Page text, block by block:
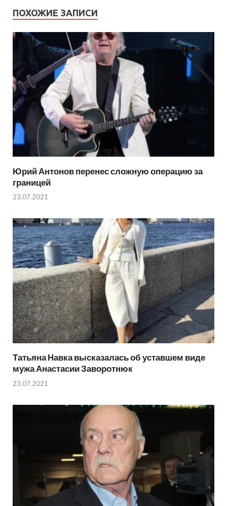
ПОХОЖИЕ ЗАПИСИ
Юрий Антонов перенес сложную операцию за
границей
23.07.2021
Татьяна Навка высказалась об уставшем виде
мужа Анастасии Заворотнюк
23.07.2021